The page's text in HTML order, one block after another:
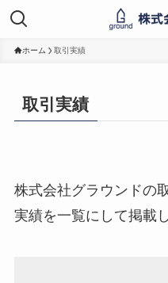
ホーム 取引実績
取引実績
株式会社グラウンドの
実績を一覧にして掲載